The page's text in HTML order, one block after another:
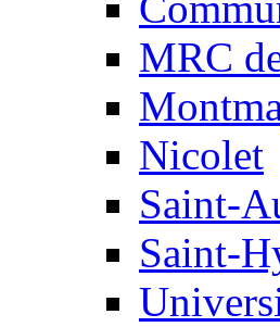
MRC
Nicolet
Saint-
Saint-